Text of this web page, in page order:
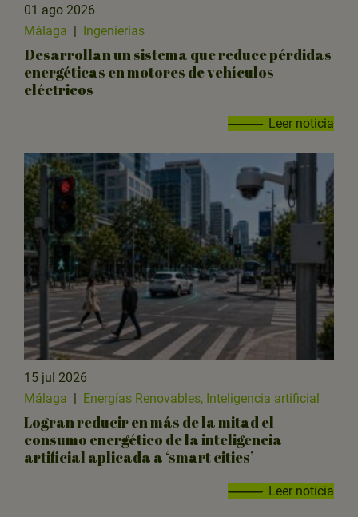
01 ago 2026
Málaga | Ingenierías
Desarrollan un sistema que reduce pérdidas
energéticas en motores de vehículos
eléctricos
Leer noticia
15 jul 2026
Málaga
Energías Renovables, Inteligencia artificial
Logran reducir en más de la mitad el
consumo energético de la inteligencia
artificial aplicada a ‘smart cities’
Leer noticia